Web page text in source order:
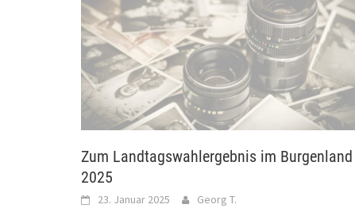
Zum Landtagswahlergebnis im Burgenland
2025
23. Januar 2025 Georg T.